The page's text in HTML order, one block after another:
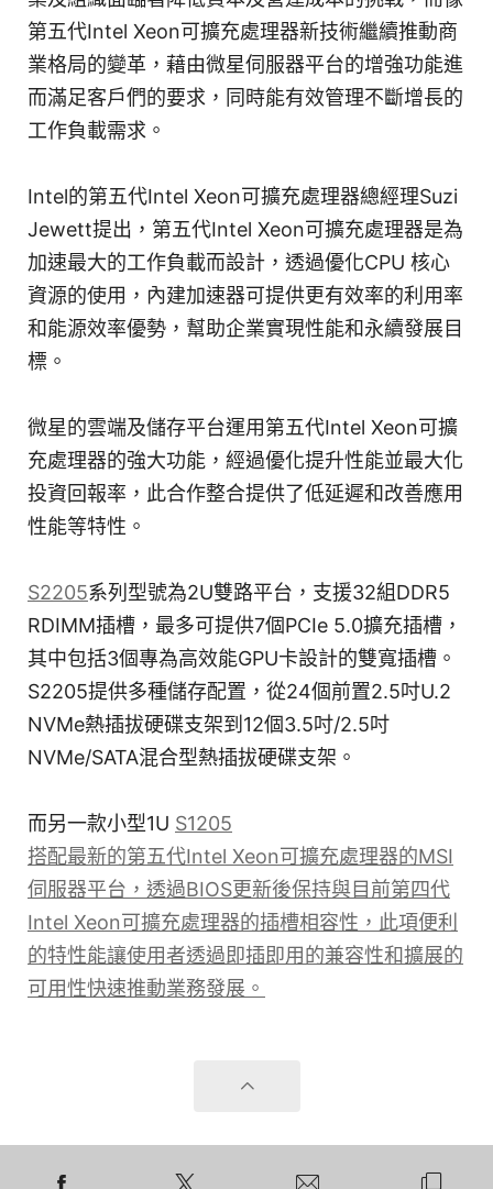
第五代Intel Xeon可擴充處理器新技術繼續推動商
業格局的變革，藉由微星伺服器平台的增強功能進
而滿足客戶們的要求，同時能有效管理不斷增長的
工作負載需求。
Intel的第五代Intel Xeon可擴充處理器總經理Suzi
Jewett提出，第五代Intel Xeon可擴充處理器是為
加速最大的工作負載而設計，透過優化CPU 核心
資源的使用，內建加速器可提供更有效率的利用率
和能源效率優勢，幫助企業實現性能和永續發展目
標。
微星的雲端及儲存平台運用第五代Intel Xeon可擴
充處理器的強大功能，經過優化提升性能並最大化
投資回報率，此合作整合提供了低延遲和改善應用
性能等特性。
S2205系列型號為2U雙路平台，支援32組DDR5
RDIMM插槽，最多可提供7個PCIe 5.0擴充插槽，
其中包括3個專為高效能GPU卡設計的雙寬插槽。
S2205提供多種儲存配置，從24個前置2.5吋U.2
NVMe熱插拔硬碟支架到12個3.5吋/2.5吋
NVMe/SATA混合型熱插拔硬碟支架。
而另一款小型1U S1205
搭配最新的第五代Intel Xeon可擴充處理器的MSI
伺服器平台，透過BIOS更新後保持與目前第四代
Intel Xeon可擴充處理器的插槽相容性，此項便利
的特性能讓使用者透過即插即用的兼容性和擴展的
可用性快速推動業務發展。